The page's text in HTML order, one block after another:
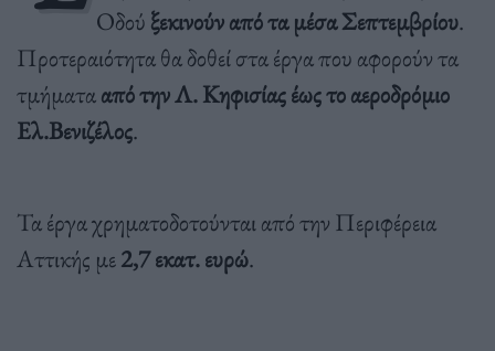
Οδού ξεκινούν από τα μέσα Σεπτεμβρίου.
Προτεραιότητα θα δοθεί στα έργα που αφορούν τα
τμήματααπό την Λ. Κηφισίας έως το αεροδρόμιο
Ελ.Βενιζέλος.
Τα έργα χρηματοδοτούνται από την Περιφέρεια
Αττικής με2,7 εκατ. ευρώ.